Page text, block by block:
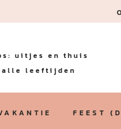
uitjes en thuis
alle leeftijden
FEEST